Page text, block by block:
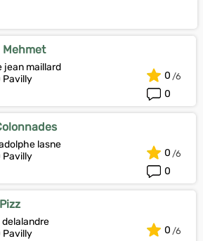
Mehmet
jean maillard
Pavilly
0
0
lasne
Pavilly
0
0
delalandre
Pavilly
0